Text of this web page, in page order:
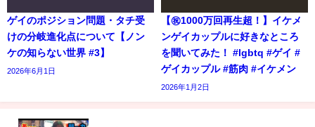
ゲイのポジション問題・タチ受
けの分岐進化点について【ノン
ケの知らない世界 #3】
2026年6月1日
【㊗️1000万回再生超！】イケメ
ンゲイカップルに好きなところ
を聞いてみた！ #lgbtq #ゲイ #
ゲイカップル #筋肉 #イケメン
2026年1月2日